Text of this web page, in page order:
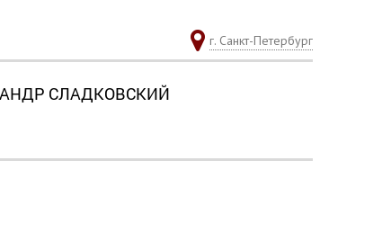
г. Санкт-Петербург
СЛАДКОВСКИЙ